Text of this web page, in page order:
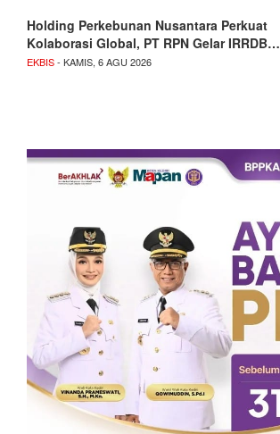
Holding Perkebunan Nusantara Perkuat
Kolaborasi Global, PT RPN Gelar IRRDB…
EKBIS- KAMIS, 6 AGU 2026